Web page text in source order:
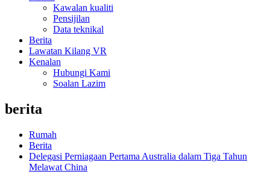
Kawalan kualiti
Pensijilan
Data teknikal
Berita
Lawatan Kilang VR
Kenalan
Hubungi Kami
Soalan Lazim
berita
Rumah
Berita
Delegasi Perniagaan Pertama Australia dalam Tiga Tahun
Melawat China